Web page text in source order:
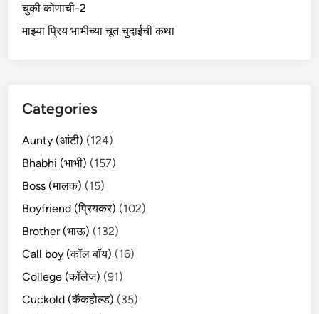
चुकी कोणाची-2
माझ्या प्रिय भाभीच्या चूत चुदाईची कथा
Categories
Aunty (आंटी) (124)
Bhabhi (भाभी) (157)
Boss (मालक) (15)
Boyfriend (प्रियकर) (102)
Brother (भाऊ) (132)
Call boy (कॉल बॉय) (16)
College (कॉलेज) (91)
Cuckold (कॅकहोल्ड) (35)